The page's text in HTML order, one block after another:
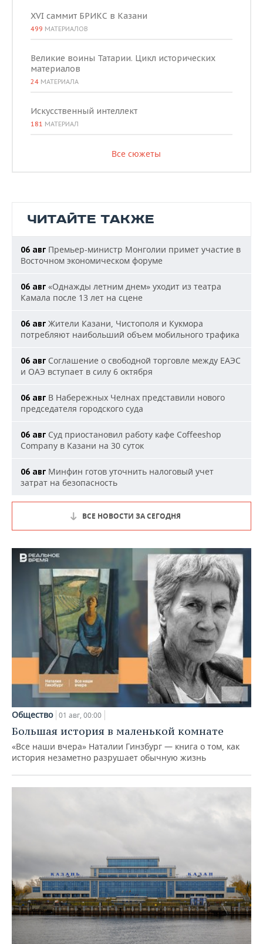
XVI саммит БРИКС в Казани
499 МАТЕРИАЛОВ
Великие воины Татарии. Цикл исторических
материалов
24 МАТЕРИАЛА
Искусственный интеллект
181 МАТЕРИАЛ
Все сюжеты
ЧИТАЙТЕ ТАКЖЕ
06 авг Премьер-министр Монголии примет участие в
Восточном экономическом форуме
06 авг «Однажды летним днем» уходит из театра
Камала после 13 лет на сцене
06 авг Жители Казани, Чистополя и Кукмора
потребляют наибольший объем мобильного трафика
06 авг Соглашение о свободной торговле между ЕАЭС
и ОАЭ вступает в силу 6 октября
06 авг В Набережных Челнах представили нового
председателя городского суда
06 авг Суд приостановил работу кафе Coffeeshop
Company в Казани на 30 суток
06 авг Минфин готов уточнить налоговый учет
затрат на безопасность
ВСЕ НОВОСТИ ЗА СЕГОДНЯ
Общество 01 авг, 00:00
Большая история в маленькой комнате
«Все наши вчера» Наталии Гинзбург — книга о том, как
история незаметно разрушает обычную жизнь